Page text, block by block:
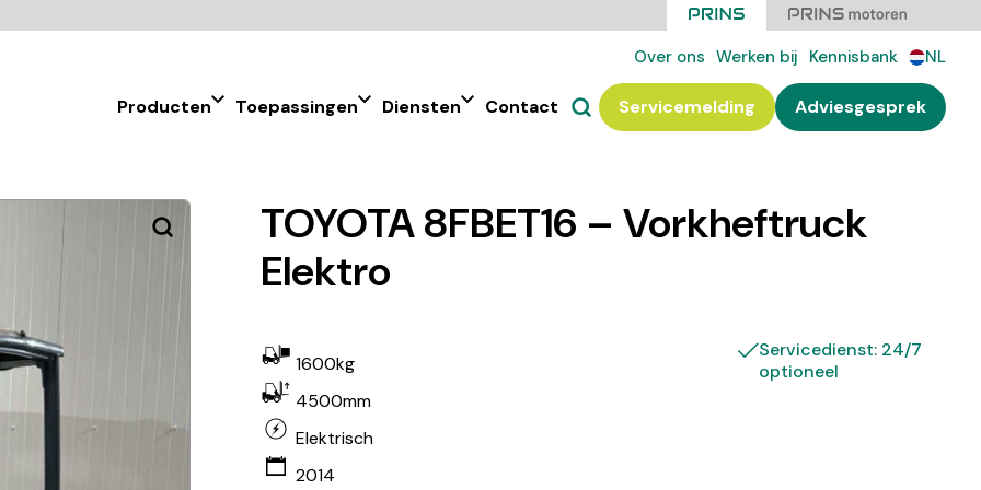
Over ons Werken bij Kennisbank NL
Producten Toepassingen Diensten Contact Servicemelding Adviesgesprek
TOYOTA 8FBET16 – Vorkheftruck
Elektro
1600kg
4500mm
Elektrisch
2014
Servicedienst: 24/7
optioneel